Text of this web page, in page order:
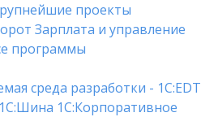
проекты
Зарплата и управление
программы
среда разработки - 1C:EDT
1С:Шина 1С:Корпоративное